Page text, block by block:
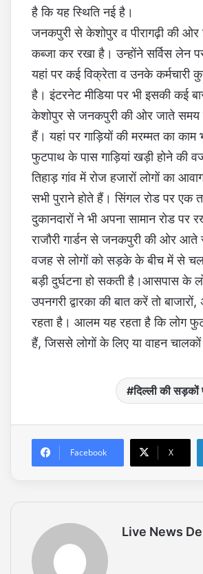
है कि यह स्थिति नई है।
जनकपुरी से केशोपुर व पीरागढ़ी की
कब्जा कर रखा है। उन्होंने सर्विस लेन
यहां पर कई विक्रेता व उनके कर्मचारी
है। इंटरनेट मीडिया पर भी इसकी कई
केशोपुर से जनकपुरी की ओर जाते समय
हैं। यहां पर गाड़ियों की मरम्मत का
फुटपाथ के पास गाड़ियां खड़ी होने की
तिहाड़ गांव में रोज हजारों लोगों का
सभी पुराने होते हैं। सिंगल रोड पर
दुकानदारों ने भी अपना सामान रोड
राजौरी गार्डन से जनकपुरी की ओर
वजह से लोगों को सड़के के बीच में से
बड़ी दुर्घटना हो सकती है।आसपास के
उपनगरी द्वारका की बात करें तो
रहता है। आलम यह रहता है कि लोग
हैं, जिससे लोगों के लिए या वाहन
दिल्ली की सड़कों
Facebook X
Live News